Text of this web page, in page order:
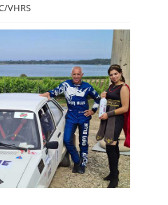
VHRS